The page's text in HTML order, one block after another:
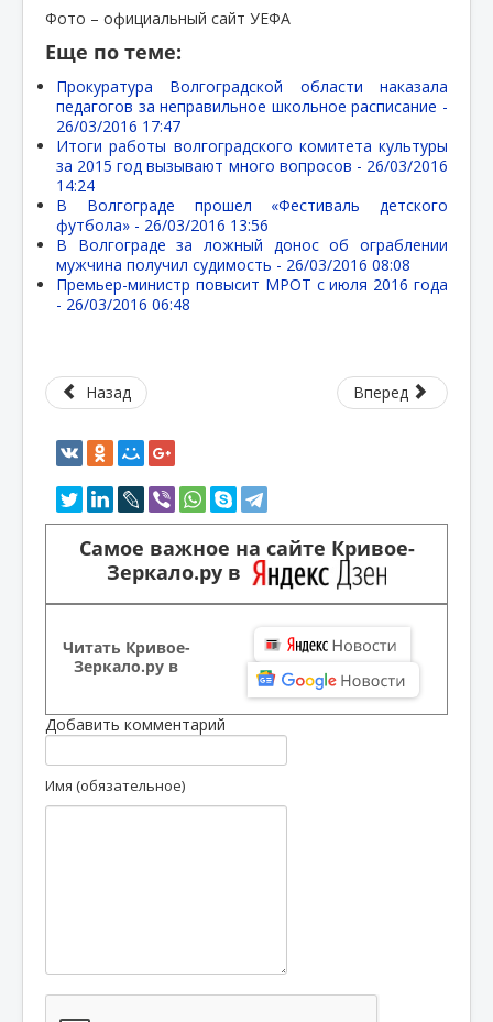
Фото – официальный сайт УЕФА
Еще по теме:
Прокуратура Волгоградской области наказала
педагогов за неправильное школьное расписание -
26/03/2016 17:47
Итоги работы волгоградского комитета культуры
за 2015 год вызывают много вопросов - 26/03/2016
14:24
В Волгограде прошел «Фестиваль детского
футбола» - 26/03/2016 13:56
В Волгограде за ложный донос об ограблении
мужчина получил судимость - 26/03/2016 08:08
Премьер-министр повысит МРОТ с июля 2016 года
- 26/03/2016 06:48
Назад Вперед
Самое важное на сайте Кривое-
Зеркало.ру в
Читать Кривое-
Зеркало.ру в
Добавить комментарий
Имя (обязательное)